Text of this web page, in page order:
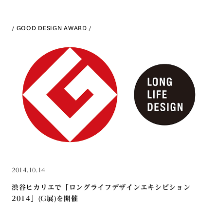
GOOD DESIGN AWARD
2014.10.14
渋谷ヒカリエで「ロングライフデザインエキシビション
2014」(G展)を開催